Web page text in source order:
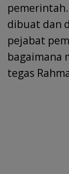
dibuat dan
pejabat
bagaimana
tegas